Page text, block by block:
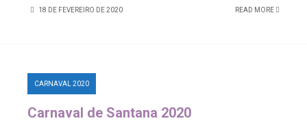
18 DE FEVEREIRO DE 2020 READ MORE
CARNAVAL 2020
Carnaval de Santana 2020